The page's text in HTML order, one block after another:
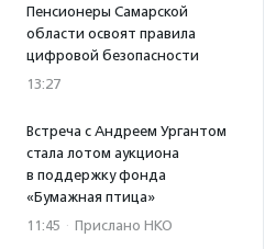
Пенсионеры Самарской
области освоят правила
цифровой безопасности
13:27
Встреча с Андреем Ургантом
стала лотом аукциона
в поддержку фонда
«Бумажная птица»
11:45 · Прислано НКО